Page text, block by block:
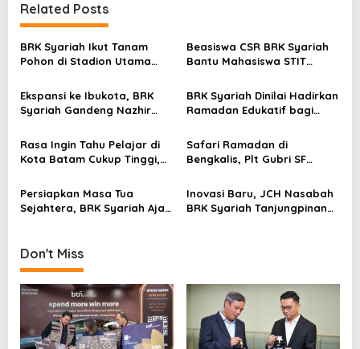
n
a
v
g
t
o
n
Related Posts
BRK Syariah Ikut Tanam
Pohon di Stadion Utama
Lingkungan Hidup
Beasiswa CSR BRK Syariah
Bantu Mahasiswa STIT
Cita-cita Pendidikan
Ekspansi ke Ibukota, BRK
Syariah Gandeng Nazhir
Wakaf Uang
BRK Syariah Dinilai Hadirkan
Ramadan Edukatif bagi
Rasa Ingin Tahu Pelajar di
Kota Batam Cukup Tinggi,
Bermanfaat dan Inspiratif
Safari Ramadan di
Bengkalis, Plt Gubri SF
Bantuan Kemitraan BRK
Syariah di Desa Muara
Basung
Persiapkan Masa Tua
Sejahtera, BRK Syariah Ajak
Inovasi Baru, JCH Nasabah
BRK Syariah Tanjungpinang
Don't Miss